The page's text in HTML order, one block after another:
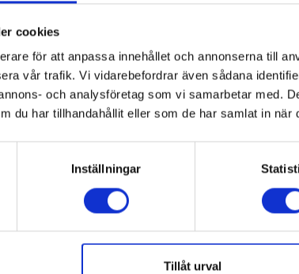
cookies
för att anpassa innehållet och annonserna till
vår trafik. Vi vidarebefordrar även sådana
och analysföretag som vi samarbetar med.
du har tillhandahållit eller som de har samlat in när
Inställningar
Tillåt urval
Elvisp